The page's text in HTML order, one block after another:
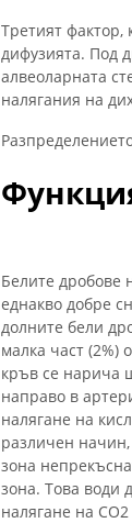
Третият фактор,
дифузията. Под
алвеоларната
налягания на
Белите дробове
еднакво добре
долните бели
малка част (2%)
кръв се нарича
направо в
налягане на
различен
зона
зона. Това води
налягане на